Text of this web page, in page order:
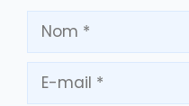
Nom
mail